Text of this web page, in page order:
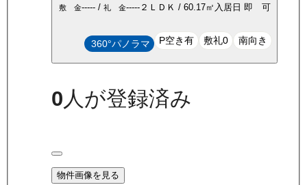
敷 金-----/ 礼 金-----２ＬＤＫ / 60.17㎡ 入居日 即 可
360°パノラマ P空き有 敷礼0 南向き
0 人が登録済み
物件画像を見る